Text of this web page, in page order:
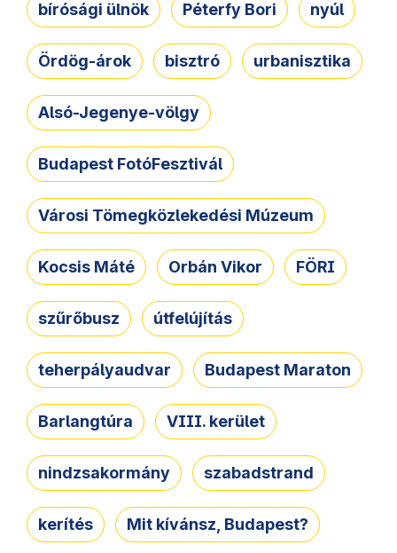
bírósági ülnök Péterfy Bori nyúl
Ördög-árok bisztró urbanisztika
Alsó-Jegenye-völgy
Budapest FotóFesztivál
Városi Tömegközlekedési Múzeum
Kocsis Máté Orbán Vikor FÖRI
szűrőbusz útfelújítás
teherpályaudvar Budapest Maraton
Barlangtúra VIII. kerület
nindzsakormány szabadstrand
kerítés Mit kívánsz, Budapest?